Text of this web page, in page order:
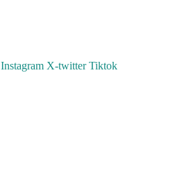
Instagram X-twitter Tiktok